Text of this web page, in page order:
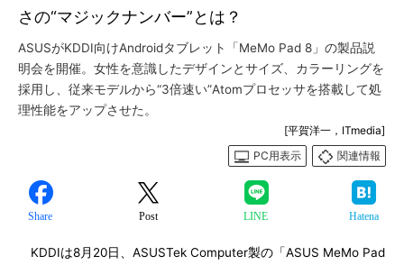
さの“マジックナンバー”とは？
ASUSがKDDI向けAndroidタブレット「MeMo Pad 8」の製品説
明会を開催。女性を意識したデザインとサイズ、カラーリングを
採用し、従来モデルから“3倍速い”Atomプロセッサを搭載して処
理性能をアップさせた。
[平賀洋一，ITmedia]
PC用表示
関連情報
Share Post LINE Hatena
KDDIは8月20日、ASUSTek Computer製の「ASUS MeMo Pad